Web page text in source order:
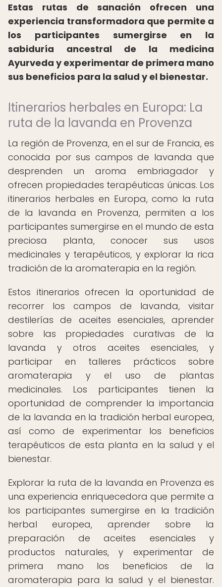
Estas rutas de sanación ofrecen una
experiencia transformadora que permite a
los participantes sumergirse en la
sabiduría ancestral de la medicina
Ayurveda y experimentar de primera mano
sus beneficios para la salud y el bienestar.
Itinerarios herbales en Europa: La
ruta de la lavanda en Provenza
La región de Provenza, en el sur de Francia, es
conocida por sus campos de lavanda que
desprenden un aroma embriagador y
ofrecen propiedades terapéuticas únicas. Los
itinerarios herbales en Europa, como la ruta
de la lavanda en Provenza, permiten a los
participantes sumergirse en el mundo de esta
preciosa planta, conocer sus usos
medicinales y terapéuticos, y explorar la rica
tradición de la aromaterapia en la región.
Estos itinerarios ofrecen la oportunidad de
recorrer los campos de lavanda, visitar
destilerías de aceites esenciales, aprender
sobre las propiedades curativas de la
lavanda y otros aceites esenciales, y
participar en talleres prácticos sobre
aromaterapia y el uso de plantas
medicinales. Los participantes tienen la
oportunidad de comprender la importancia
de la lavanda en la tradición herbal europea,
así como de experimentar los beneficios
terapéuticos de esta planta en la salud y el
bienestar.
Explorar la ruta de la lavanda en Provenza es
una experiencia enriquecedora que permite a
los participantes sumergirse en la tradición
herbal europea, aprender sobre la
preparación de aceites esenciales y
productos naturales, y experimentar de
primera mano los beneficios de la
aromaterapia para la salud y el bienestar.